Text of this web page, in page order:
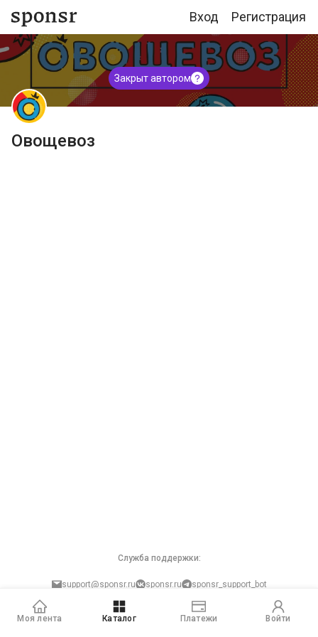
Вход Регистрация
Закрыт автором
Овощевоз
Служба поддержки:
support@sponsr.ru sponsr.ru sponsr_support_bot
Защита персональных данных
Моя лента Каталог Платежи Войти